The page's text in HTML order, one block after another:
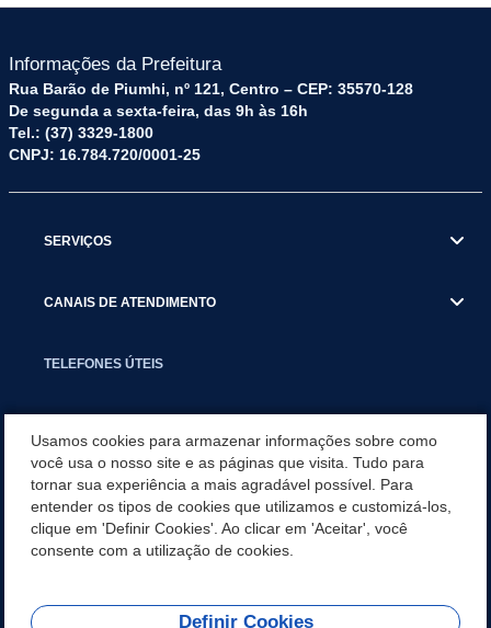
Informações da Prefeitura
Rua Barão de Piumhi, nº 121, Centro – CEP: 35570-128
De segunda a sexta-feira, das 9h às 16h
Tel.: (37) 3329-1800
CNPJ: 16.784.720/0001-25
SERVIÇOS
CANAIS DE ATENDIMENTO
TELEFONES ÚTEIS
NOTÍCIAS
APLICATIVO
Usamos cookies para armazenar informações sobre como
você usa o nosso site e as páginas que visita. Tudo para
tornar sua experiência a mais agradável possível. Para
entender os tipos de cookies que utilizamos e customizá-los,
clique em 'Definir Cookies'. Ao clicar em 'Aceitar', você
consente com a utilização de cookies.
Definir Cookies